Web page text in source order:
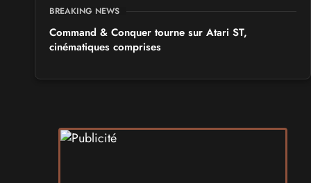
BREAKING NEWS
Command & Conquer tourne sur Atari ST,
cinématiques comprises